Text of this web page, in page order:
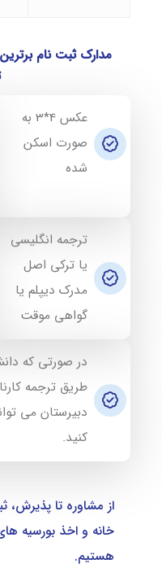
مدارک ثبت نام
عکس 4*3 به
صورت اسکن
شده
ترجمه انگلیسی
یا ترکی اصل
مدرک دیپلم یا
گواهی موقت
در صورتی که
طریق ترجمه
دبیرستان می
کنید.
از مشاوره تا پذیرش،
خانه و اخذ بورسیه
هستیم.